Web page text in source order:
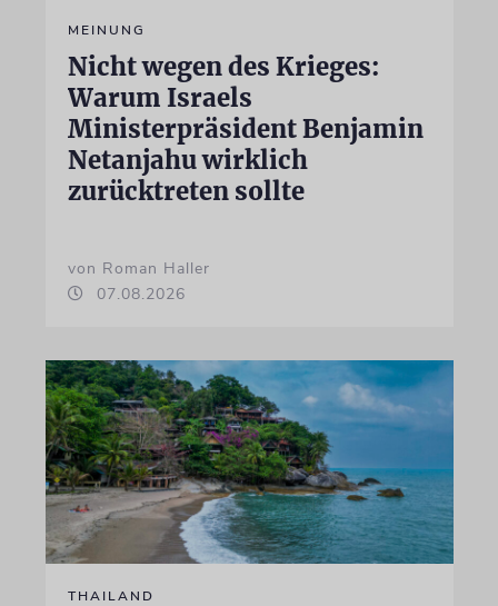
MEINUNG
Nicht wegen des Krieges:
Warum Israels
Ministerpräsident Benjamin
Netanjahu wirklich
zurücktreten sollte
von Roman Haller
07.08.2026
THAILAND